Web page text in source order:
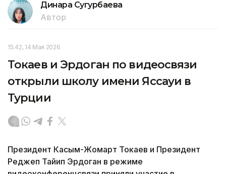
Динара Сугурбаева
Автор
15:42, 14 Мая 2026
Токаев и Эрдоган по видеосвязи
открыли школу имени Яссауи в
Турции
Президент Касым-Жомарт Токаев и Президент
Реджеп Тайип Эрдоган в режиме